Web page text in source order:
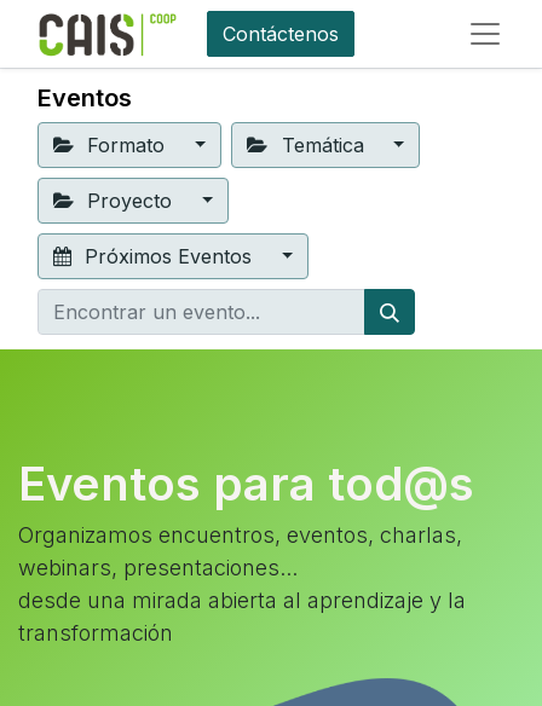
Contáctenos
Eventos
Formato Temática
Proyecto
Próximos Eventos
Eventos para tod@s
Organizamos encuentros, eventos, charlas,
webinars, presentaciones...
desde una mirada abierta al aprendizaje y la
transformación